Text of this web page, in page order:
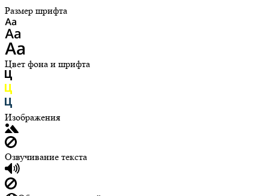
Размер шрифта
Цвет фона и шрифта
Изображения
Озвучивание текста